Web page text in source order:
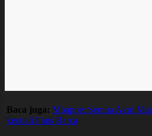
Baca juga: Mbappe: Semua Akui
kecuali Fans Barca